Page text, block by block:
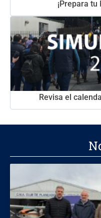
¡Prepara
Revisa el